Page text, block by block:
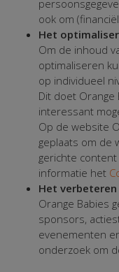
ook om
Het
Om de inhoud
optimaliseren
op individueel
Dit doet Orange
interessant
Op de website
geplaats om de
gerichte
informatie het
Het
Orange Babies
sponsors,
evenementen
onderzoek om